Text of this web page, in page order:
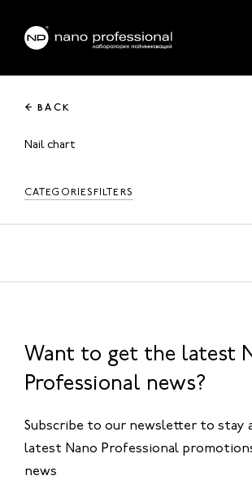
← BACK
Nail chart
CATEGORIESFILTERS
Want to get the latest
Professional news?
Subscribe to our newsletter to stay
latest Nano Professional
news